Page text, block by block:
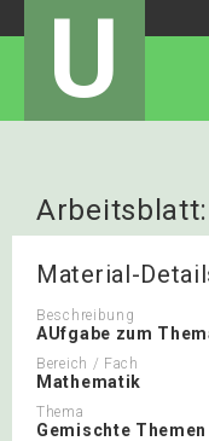
U
Material-
Beschreibung
AUfgabe zum
Bereich / Fach
Mathematik
Thema
Gemischte Themen